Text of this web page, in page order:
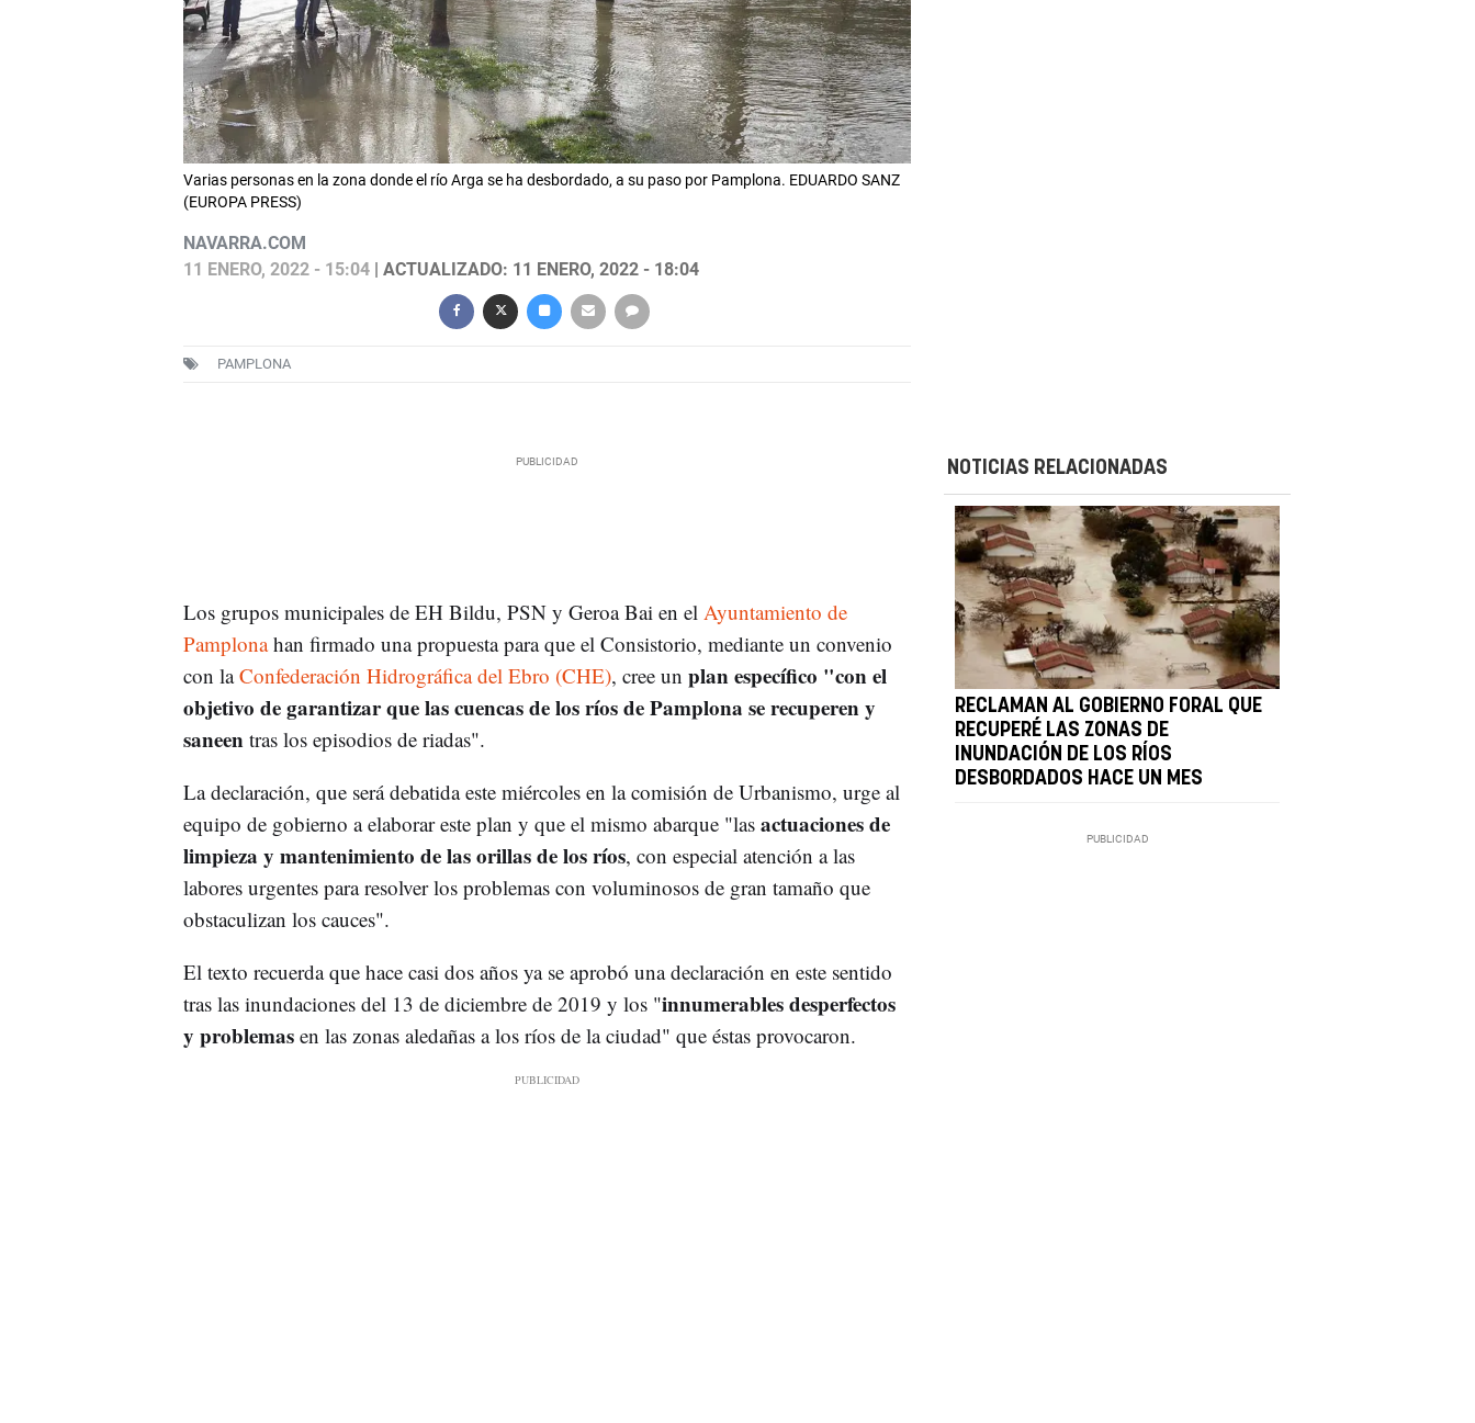
Varias personas en la zona donde el río Arga se ha desbordado, a su paso por Pamplona. EDUARDO SANZ
(EUROPA PRESS)
NAVARRA.COM
11 ENERO, 2022 - 15:04| ACTUALIZADO: 11 ENERO, 2022 - 18:04
PAMPLONA
Los grupos municipales de EH Bildu, PSN y Geroa Bai en el Ayuntamiento de
Pamplonahan firmado una propuesta para que el Consistorio, mediante un convenio
con laConfederación Hidrográfica del Ebro (CHE), cree un plan específico "con el
objetivo de garantizar que las cuencas de los ríos de Pamplona se recuperen y
saneen tras los episodios de riadas".
La declaración, que será debatida este miércoles en la comisión de Urbanismo, urge al
equipo de gobierno a elaborar este plan y que el mismo abarque "las actuaciones de
limpieza y mantenimiento de las orillas de los ríos, con especial atención a las
labores urgentes para resolver los problemas con voluminosos de gran tamaño que
obstaculizan los cauces".
El texto recuerda que hace casi dos años ya se aprobó una declaración en este sentido
tras las inundaciones del 13 de diciembre de 2019 y los "innumerables desperfectos
y problemas en las zonas aledañas a los ríos de la ciudad" que éstas provocaron.
NOTICIAS RELACIONADAS
RECLAMAN AL GOBIERNO FORAL QUE
RECUPERÉ LAS ZONAS DE
INUNDACIÓN DE LOS RÍOS
DESBORDADOS HACE UN MES